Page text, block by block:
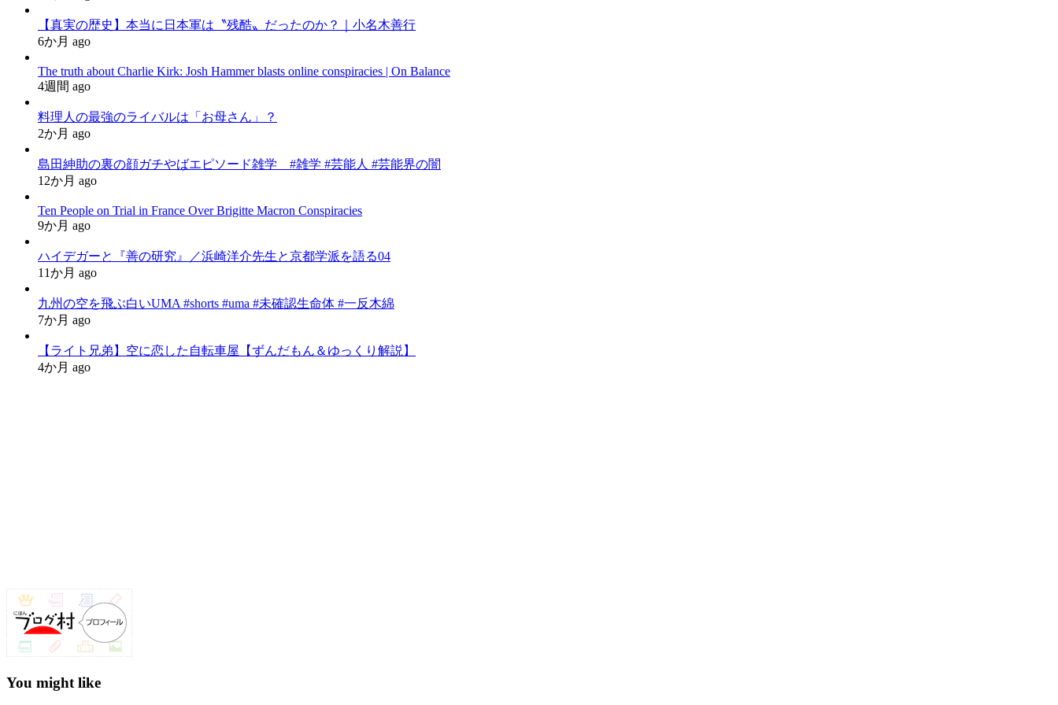
【真実の歴史】本当に日本軍は〝残酷〟だったのか？｜小名木善行
6か月 ago
The truth about Charlie Kirk: Josh Hammer blasts online conspiracies | On Balance
4週間 ago
料理人の最強のライバルは「お母さん」？
2か月 ago
島田紳助の裏の顔ガチやばエピソード雑学 #雑学 #芸能人 #芸能界の闇
12か月 ago
Ten People on Trial in France Over Brigitte Macron Conspiracies
9か月 ago
ハイデガーと『善の研究』／浜崎洋介先生と京都学派を語る04
11か月 ago
九州の空を飛ぶ白いUMA #shorts #uma #未確認生命体 #一反木綿
7か月 ago
【ライト兄弟】空に恋した自転車屋【ずんだもん＆ゆっくり解説】
4か月 ago
You might like